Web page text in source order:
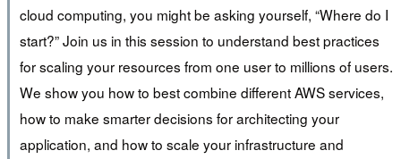
cloud computing, you might be asking yourself, “Where do I
start?” Join us in this session to understand best practices
for scaling your resources from one user to millions of users.
We show you how to best combine different AWS services,
how to make smarter decisions for architecting your
application, and how to scale your infrastructure and